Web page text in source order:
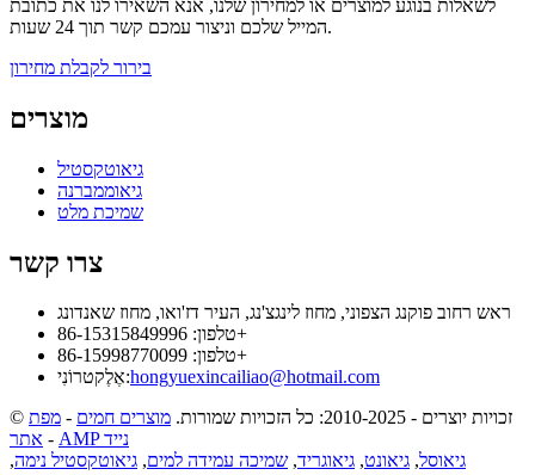
לשאלות בנוגע למוצרים או למחירון שלנו, אנא השאירו לנו את כתובת
המייל שלכם וניצור עמכם קשר תוך 24 שעות.
בירור לקבלת מחירון
מוצרים
גיאוטקסטיל
גיאוממברנה
שמיכת מלט
צרו קשר
ראש רחוב פוקנג הצפוני, מחוז לינגצ'נג, העיר דז'ואו, מחוז שאנדונג
טלפון: 86-15315849996+
טלפון: 86-15998770099+
אֶלֶקטרוֹנִי:hongyuexincailiao@hotmail.com
© זכויות יוצרים - 2010-2025: כל הזכויות שמורות.
מוצרים חמים - מפת
אתר -
AMP נייד
גיאוסל, גיאונט, גיאוגריד, שמיכה עמידה למים, גיאוטקסטיל נימה,